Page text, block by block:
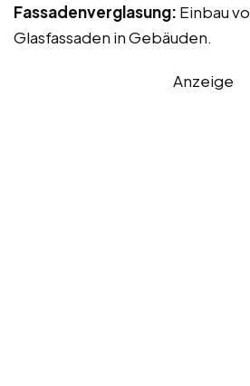
Fassadenverglasung: Einbau
Glasfassaden in Gebäuden.
Anzeige